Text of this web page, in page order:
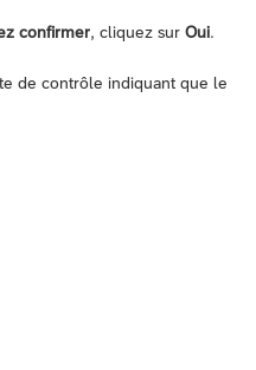
confirmer, cliquez sur Oui.
de contrôle indiquant que le